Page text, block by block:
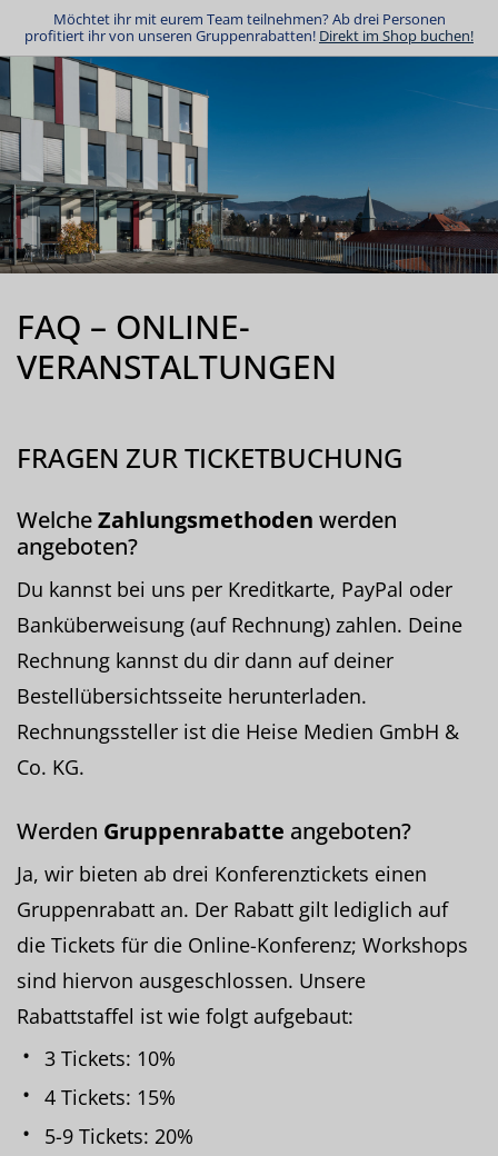
Möchtet ihr mit eurem Team teilnehmen? Ab drei Personen
profitiert ihr von unseren Gruppenrabatten! Direkt im Shop buchen!
FAQ – ONLINE-
VERANSTALTUNGEN
FRAGEN ZUR TICKETBUCHUNG
WelcheZahlungsmethoden werden
angeboten?
Du kannst bei uns per Kreditkarte, PayPal oder
Banküberweisung (auf Rechnung) zahlen. Deine
Rechnung kannst du dir dann auf deiner
Bestellübersichtsseite herunterladen.
Rechnungssteller ist die Heise Medien GmbH &
Co. KG.
Werden Gruppenrabatte angeboten?
Ja, wir bieten ab drei Konferenztickets einen
Gruppenrabatt an. Der Rabatt gilt lediglich auf
die Tickets für die Online-Konferenz; Workshops
sind hiervon ausgeschlossen. Unsere
Rabattstaffel ist wie folgt aufgebaut:
3 Tickets: 10%
4 Tickets: 15%
5-9 Tickets: 20%